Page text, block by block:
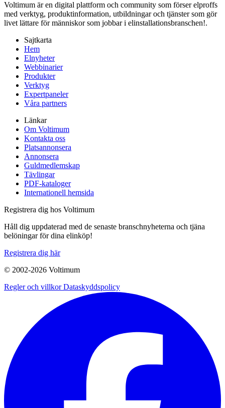
Voltimum är en digital plattform och community som förser elproffs
med verktyg, produktinformation, utbildningar och tjänster som gör
livet lättare för människor som jobbar i elinstallationsbranschen!.
Sajtkarta
Hem
Elnyheter
Webbinarier
Produkter
Verktyg
Expertpaneler
Våra partners
Länkar
Om Voltimum
Kontakta oss
Platsannonsera
Annonsera
Guldmedlemskap
Tävlingar
PDF-kataloger
Internationell hemsida
Registrera dig hos Voltimum
Håll dig uppdaterad med de senaste branschnyheterna och tjäna
belöningar för dina elinköp!
Registrera dig här
© 2002-2026 Voltimum
Regler och villkorDataskyddspolicy